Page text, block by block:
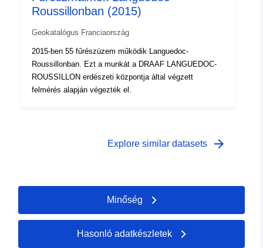
Roussillonban (2015)
Geokatalógus Franciaország
2015-ben 55 fűrészüzem működik Languedoc-
Roussillonban. Ezt a munkát a DRAAF LANGUEDOC-
ROUSSILLON erdészeti központja által végzett
felmérés alapján végezték el.
Explore similar datasets arrow_forward
Minőség
Hasonló adatkészletek